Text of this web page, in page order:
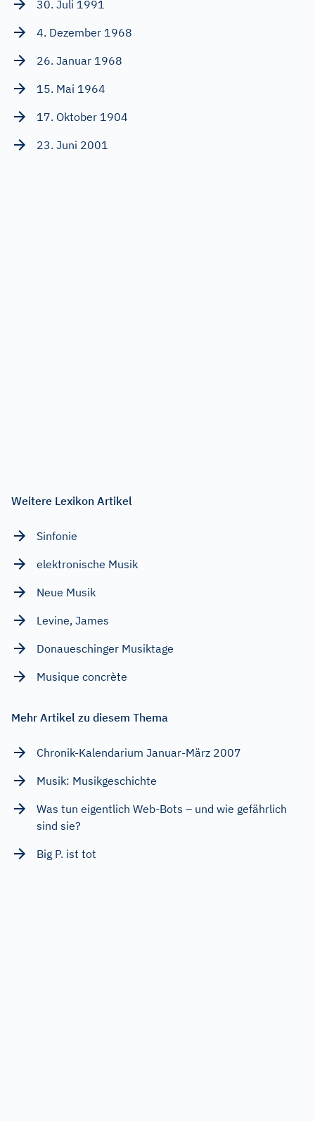
30. Juli 1991
4. Dezember 1968
26. Januar 1968
15. Mai 1964
17. Oktober 1904
23. Juni 2001
Weitere Lexikon Artikel
Sinfonie
elektronische Musik
Neue Musik
Levine, James
Donaueschinger Musiktage
Musique concrète
Mehr Artikel zu diesem Thema
Chronik-Kalendarium Januar-März 2007
Musik: Musikgeschichte
Was tun eigentlich Web-Bots – und wie gefährlich
sind sie?
Big P. ist tot